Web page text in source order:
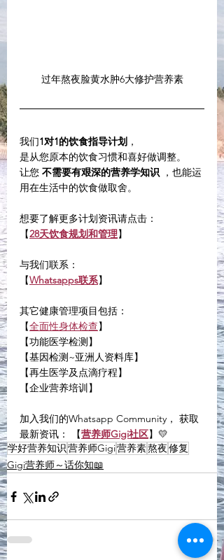
过年熬夜脸黄水肿6大修护营养素
我们1对1的饮食指导计划 ，
是从您原本的饮食习惯和喜好做调整。
让您 不需要有艰深的营养学知识 ，也能运
用在生活中的饮食做取舍。
想要了解更多计划资讯请点击：
【28天饮食规划和管理】
与我们联系：
【Whatsapps联系】
其它健康管理项目包括：
【全面性身体检查】
【功能医学检测】
【基因检测~亚洲人资料库】
【再生医学及点滴疗程】
【企业营养培训】
加入我们的Whatsapp Community， 获取
最新资讯： 【营养师Gigi社区】💛
学好营养知识营养师Gigi营养素熬夜修复
Gigi营养师～话你知📖